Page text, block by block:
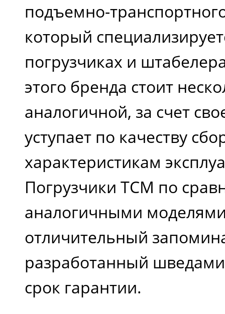
подъемно-
который
погрузчиках и
этого бренда стоит
аналогичной, за счет
уступает по качеству
характеристикам
Погрузчики ТСМ по
аналогичными
отличительный
разработанный
срок гарантии.